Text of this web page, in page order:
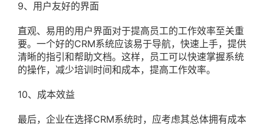
9、用户友好的界面
直观、易用的用户界面对于提高员工的工作效率至关重
要。一个好的CRM系统应该易于导航，快速上手，提供
清晰的指引和帮助文档。这样，员工可以快速掌握系统
的操作，减少培训时间和成本，提高工作效率。
10、成本效益
最后，企业在选择CRM系统时，应考虑其总体拥有成本